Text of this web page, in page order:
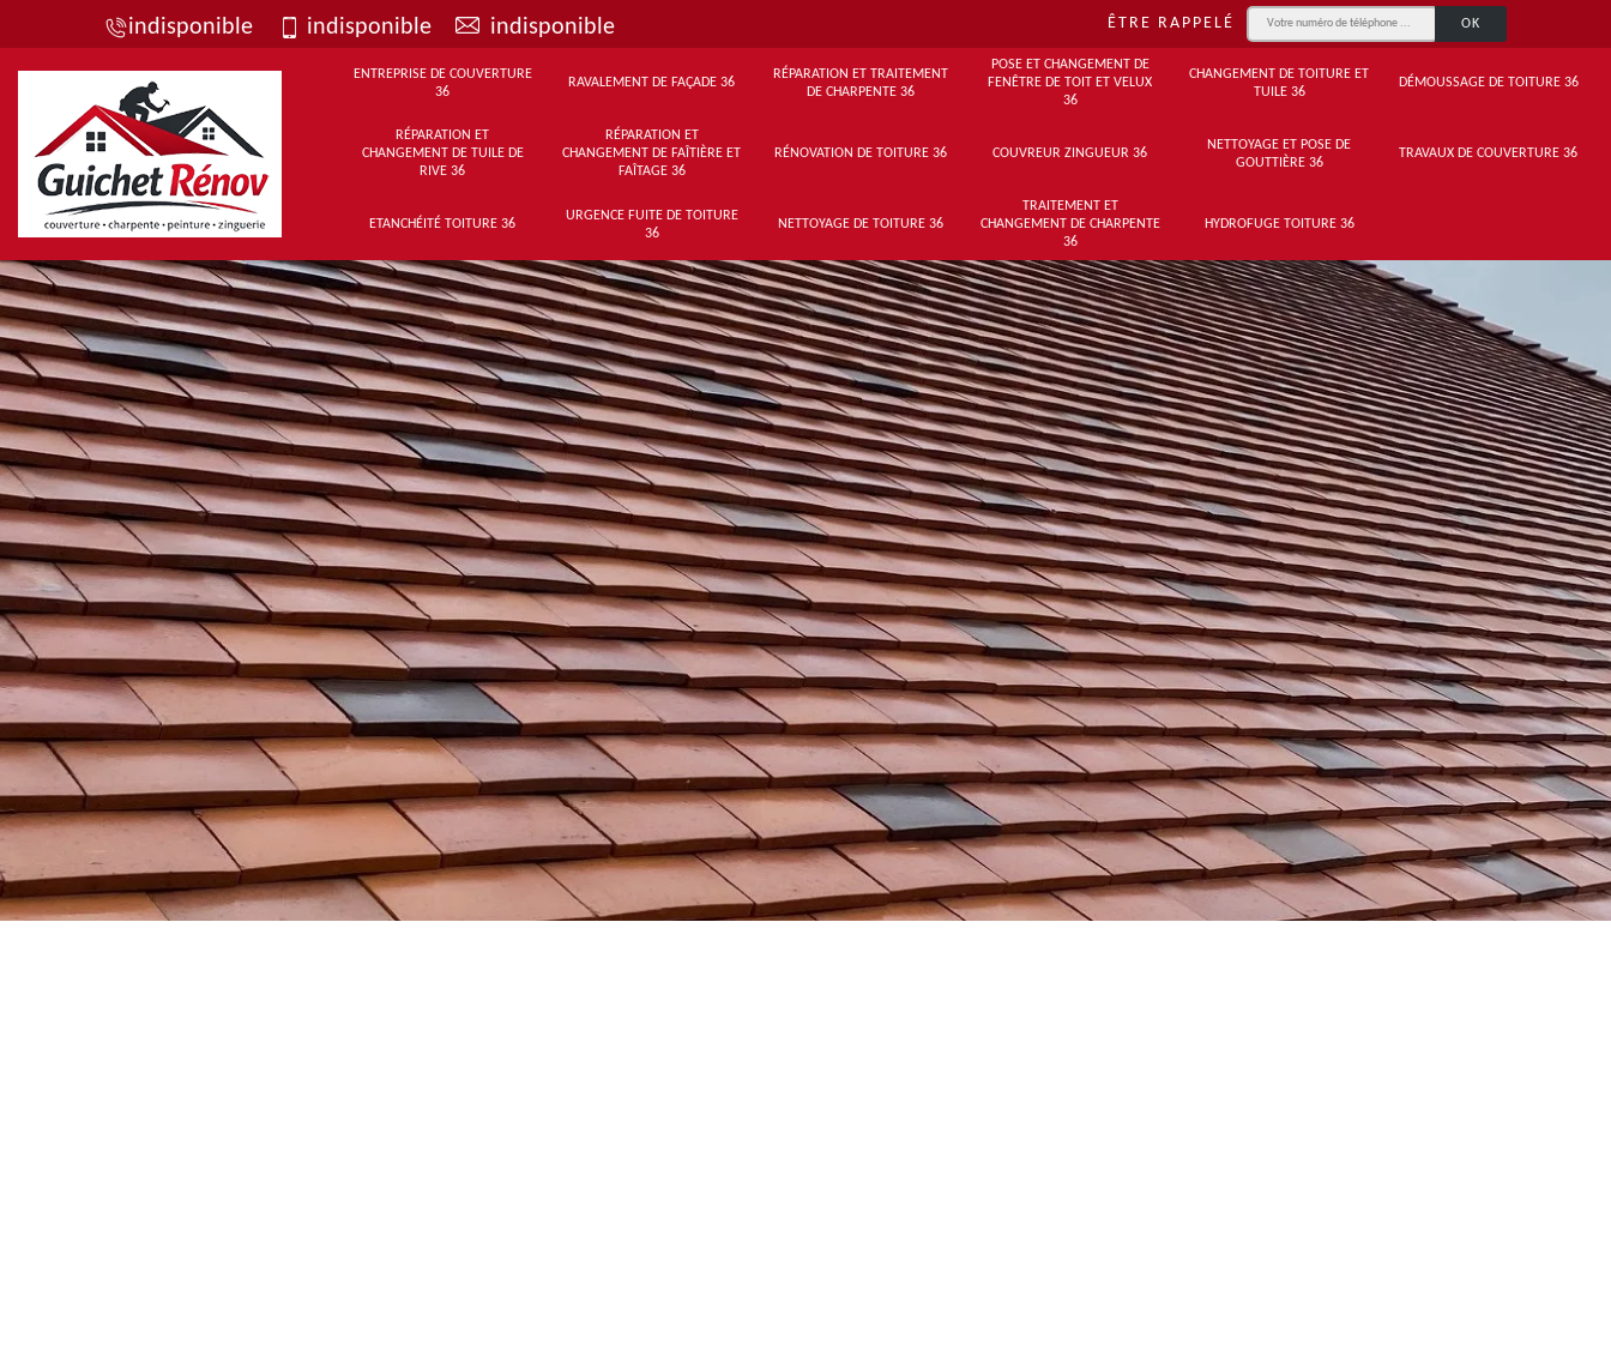
indisponible indisponible indisponible ÊTRE RAPPELÉ
ENTREPRISE DE COUVERTURE
36
RAVALEMENT DE FAÇADE 36
RÉPARATION ET TRAITEMENT
DE CHARPENTE 36
POSE ET CHANGEMENT DE
FENÊTRE DE TOIT ET VELUX
36
CHANGEMENT DE TOITURE ET
TUILE 36
DÉMOUSSAGE DE TOITURE 36
RÉPARATION ET
CHANGEMENT DE TUILE DE
RIVE 36
RÉPARATION ET
CHANGEMENT DE FAÎTIÈRE ET
FAÎTAGE 36
RÉNOVATION DE TOITURE 36 COUVREUR ZINGUEUR 36
NETTOYAGE ET POSE DE
GOUTTIÈRE 36
TRAVAUX DE COUVERTURE 36
ETANCHÉITÉ TOITURE 36
URGENCE FUITE DE TOITURE
36
NETTOYAGE DE TOITURE 36
TRAITEMENT ET
CHANGEMENT DE CHARPENTE
36
HYDROFUGE TOITURE 36